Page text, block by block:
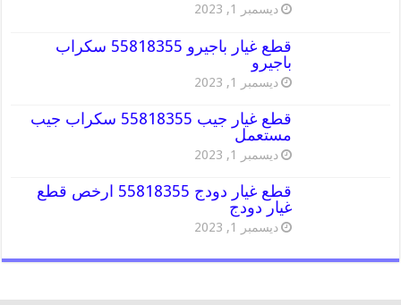
ديسمبر 1, 2023
قطع غيار باجيرو 55818355 سكراب
باجيرو
ديسمبر 1, 2023
قطع غيار جيب 55818355 سكراب جيب
مستعمل
ديسمبر 1, 2023
قطع غيار دودج 55818355 ارخص قطع
غيار دودج
ديسمبر 1, 2023